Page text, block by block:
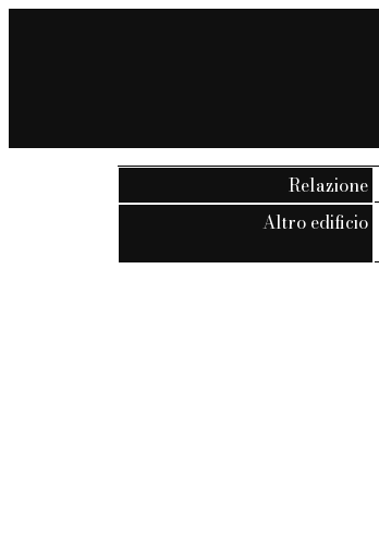
Relazione
Altro edificio